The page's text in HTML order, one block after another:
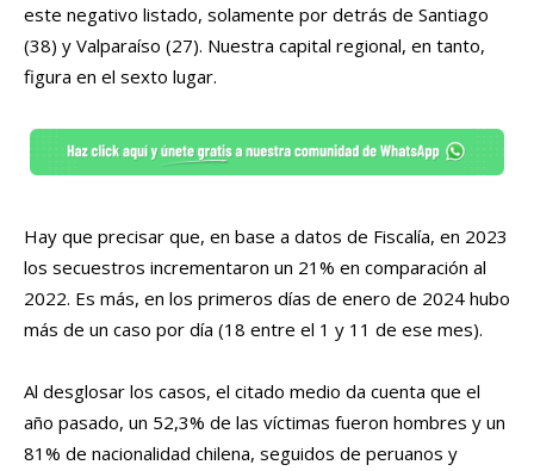
este negativo listado, solamente por detrás de Santiago
(38) y Valparaíso (27). Nuestra capital regional, en tanto,
figura en el sexto lugar.
Hay que precisar que, en base a datos de Fiscalía, en 2023
los secuestros incrementaron un 21% en comparación al
2022. Es más, en los primeros días de enero de 2024 hubo
más de un caso por día (18 entre el 1 y 11 de ese mes).
Al desglosar los casos, el citado medio da cuenta que el
año pasado, un 52,3% de las víctimas fueron hombres y un
81% de nacionalidad chilena, seguidos de peruanos y